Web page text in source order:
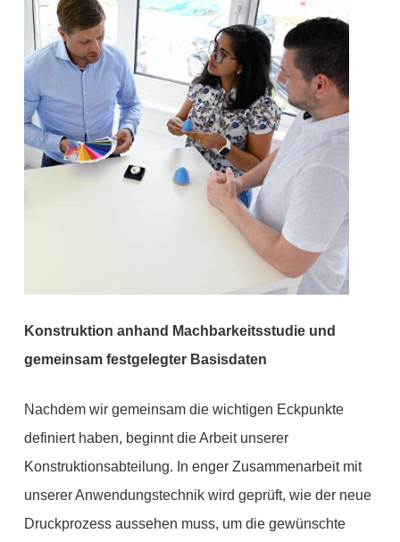
Konstruktion anhand Machbarkeitsstudie und
gemeinsam festgelegter Basisdaten
Nachdem wir gemeinsam die wichtigen Eckpunkte
definiert haben, beginnt die Arbeit unserer
Konstruktionsabteilung. In enger Zusammenarbeit mit
unserer Anwendungstechnik wird geprüft, wie der neue
Druckprozess aussehen muss, um die gewünschte